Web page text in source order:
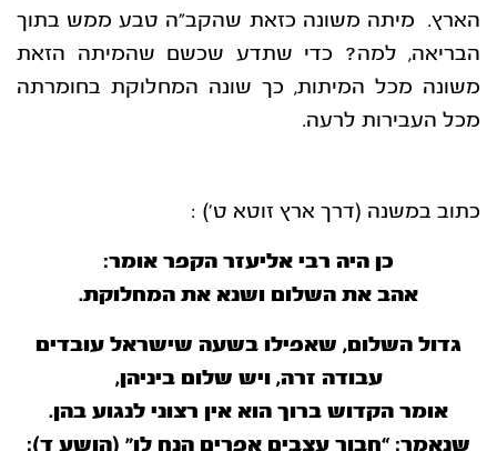
הארץ. מיתה משונה כזאת שהקב”ה טבע ממש בתוך
הבריאה, למה? כדי שתדע שכשם שהמיתה הזאת
משונה מכל המיתות, כך שונה המחלוקת בחומרתה
מכל העבירות לרעה.
כתוב במשנה (דרך ארץ זוטא ט’) :
כן היה רבי אליעזר הקפר אומר:
אהב את השלום ושנא את המחלוקת.
גדול השלום, שאפילו בשעה שישראל עובדים
עבודה זרה, ויש שלום ביניהן,
אומר הקדוש ברוך הוא אין רצוני לנגוע בהן.
שנאמר: “חבור עצבים אפרים הנח לו” (הושע ד):